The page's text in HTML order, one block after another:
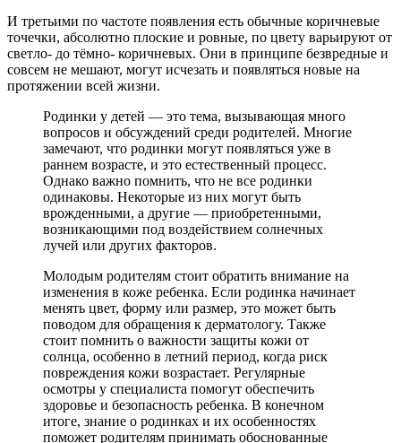
И третьими по частоте появления есть обычные коричневые
точечки, абсолютно плоские и ровные, по цвету варьируют от
светло- до тёмно- коричневых. Они в принципе безвредные и
совсем не мешают, могут исчезать и появляться новые на
протяжении всей жизни.
Родинки у детей — это тема, вызывающая много
вопросов и обсуждений среди родителей. Многие
замечают, что родинки могут появляться уже в
раннем возрасте, и это естественный процесс.
Однако важно помнить, что не все родинки
одинаковы. Некоторые из них могут быть
врожденными, а другие — приобретенными,
возникающими под воздействием солнечных
лучей или других факторов.
Молодым родителям стоит обратить внимание на
изменения в коже ребенка. Если родинка начинает
менять цвет, форму или размер, это может быть
поводом для обращения к дерматологу. Также
стоит помнить о важности защиты кожи от
солнца, особенно в летний период, когда риск
повреждения кожи возрастает. Регулярные
осмотры у специалиста помогут обеспечить
здоровье и безопасность ребенка. В конечном
итоге, знание о родинках и их особенностях
поможет родителям принимать обоснованные